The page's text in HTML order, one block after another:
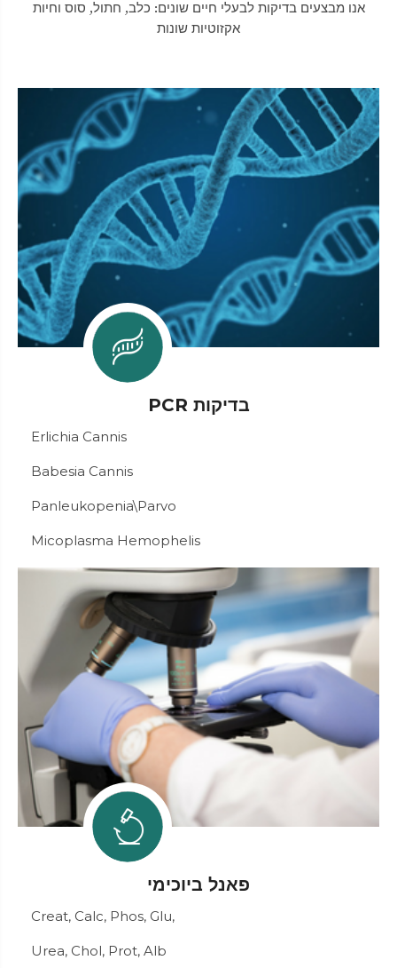
אנו מבצעים בדיקות לבעלי חיים שונים: כלב, חתול, סוס וחיות
אקזוטיות שונות
בדיקות PCR
Erlichia Cannis
Babesia Cannis
Panleukopenia\Parvo
Micoplasma Hemophelis
פאנל ביוכימי
Creat, Calc, Phos, Glu,
Urea, Chol, Prot, Alb